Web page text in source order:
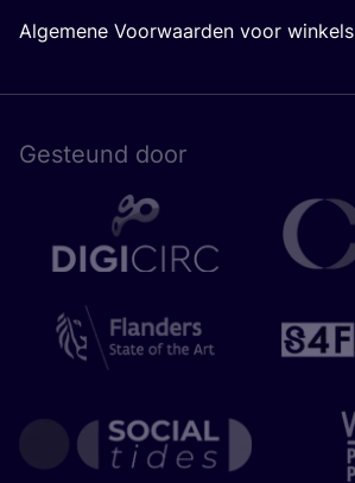
Algemene Voorwaarden voor winkels
Gesteund door